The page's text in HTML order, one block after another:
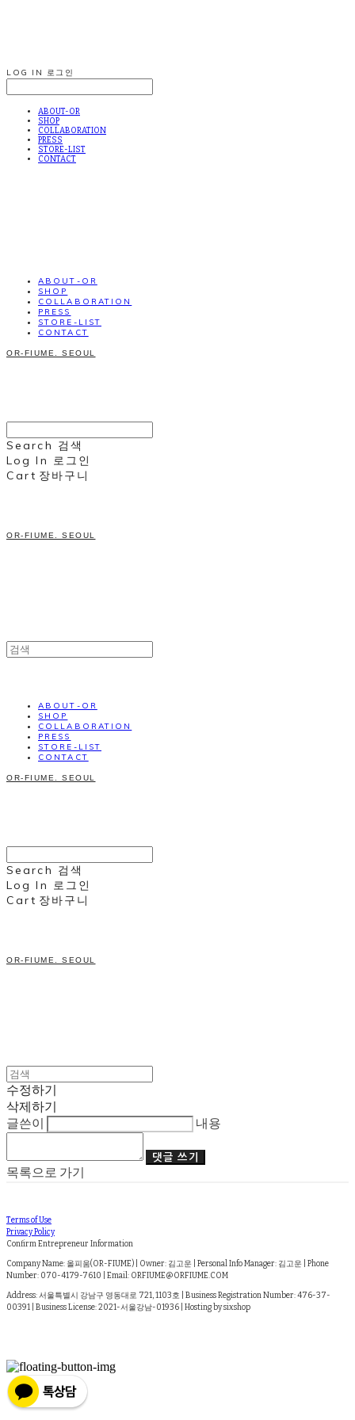
LOG IN 로그인
ABOUT-OR
SHOP
COLLABORATION
PRESS
STORE-LIST
CONTACT
ABOUT-OR
SHOP
COLLABORATION
PRESS
STORE-LIST
CONTACT
OR-FIUME. SEOUL
Search 검색
Log In 로그인
Cart 장바구니
OR-FIUME. SEOUL
ABOUT-OR
SHOP
COLLABORATION
PRESS
STORE-LIST
CONTACT
OR-FIUME. SEOUL
Search 검색
Log In 로그인
Cart 장바구니
OR-FIUME. SEOUL
수정하기
삭제하기
글쓴이
내용
댓글 쓰기
목록으로 가기
Terms of Use
Privacy Policy
Confirm Entrepreneur Information
Company Name: 올피움(OR-FIUME) | Owner: 김고운 | Personal Info Manager: 김고운 | Phone
Number: 070-4179-7610 | Email: ORFIUME@ORFIUME.COM
Address: 서울특별시 강남구 영동대로 721, 1103호 | Business Registration Number:476-37-
00391 | Business License:2021-서울강남-01936 | Hosting by sixshop